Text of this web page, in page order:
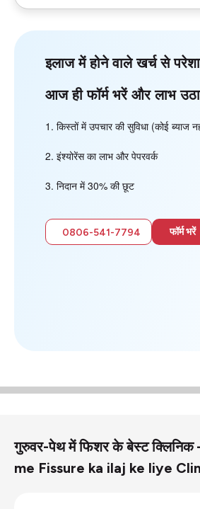
इलाज में होने वाले खर्च से
आज ही फॉर्म भरें और लाभ
किस्तों में उपचार की सुविधा (कोई ब्याज
इंश्योरेंस का लाभ और पेपरवर्क
निदान में 30% की छूट
0806-541-7794 फॉर्म भरें
गुरुवर-पेथ में फिशर के बेस्ट
me Fissure ka ilaj ke liye